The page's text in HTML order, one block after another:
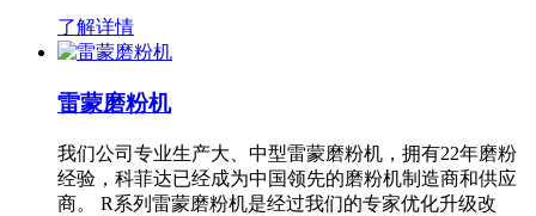
了解详情
雷蒙磨粉机
我们公司专业生产大、中型雷蒙磨粉机，拥有22年磨粉
经验，科菲达已经成为中国领先的磨粉机制造商和供应
商。 R系列雷蒙磨粉机是经过我们的专家优化升级改